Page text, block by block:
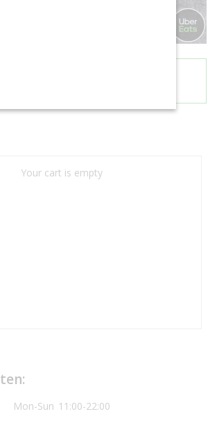
Mixsalat, Erdnusskernen,
Your cart is empty
Mon-Sun 11:00-22:00